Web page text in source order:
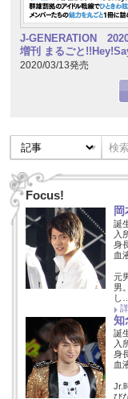
J-GENERATION
増刊 まるごと
2020/03/13発売
Focus!
岡
誕
入
身
血
元
男
し…
知
誕
入
身
血
Jr.
び